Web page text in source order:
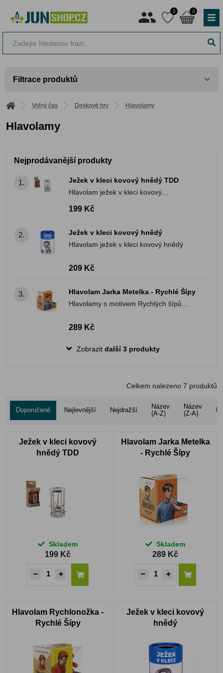
0 0
Filtrace produktů
Volný čas Deskové hry Hlavolamy
Hlavolamy
Nejprodávanější produkty
1.
Ježek v kleci kovový hnědý TDD
Hlavolam ježek v kleci kovový
chromovaný
199 Kč
2.
Ježek v kleci kovový hnědý
Hlavolam ježek v kleci kovový hnědý
209 Kč
3.
Hlavolam Jarka Metelka - Rychlé Šípy
Hlavolamy s motivem Rychlých šípů
kultovního českého komiksu
289 Kč
Zobrazit další 3 produkty
Celkem nalezeno 7 produktů
Doporučené Nejlevnější Nejdražší
Název
(A-Z)
Název
(Z-A)
Ježek v kleci kovový
hnědý TDD
Skladem
199 Kč
Hlavolam Jarka Metelka
- Rychlé Šípy
Skladem
289 Kč
Hlavolam Rychlonožka -
Rychlé Šípy
Ježek v kleci kovový
hnědý